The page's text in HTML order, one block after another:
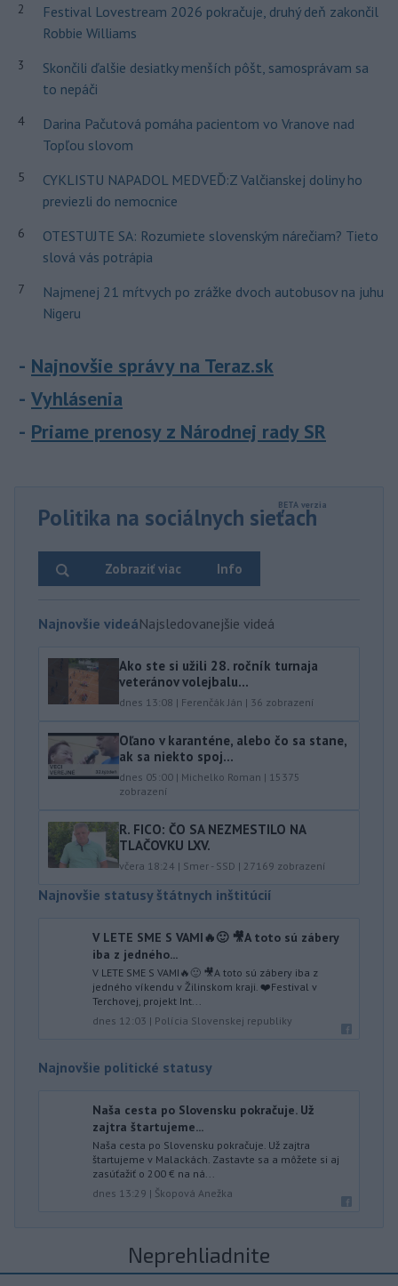
2
Festival Lovestream 2026 pokračuje, druhý deň zakončil
Robbie Williams
3
Skončili ďalšie desiatky menších pôšt, samosprávam sa
to nepáči
4
Darina Pačutová pomáha pacientom vo Vranove nad
Topľou slovom
5
CYKLISTU NAPADOL MEDVEĎ:Z Valčianskej doliny ho
previezli do nemocnice
6
OTESTUJTE SA: Rozumiete slovenským nárečiam? Tieto
slová vás potrápia
7
Najmenej 21 mŕtvych po zrážke dvoch autobusov na juhu
Nigeru
Najnovšie správy na Teraz.sk
Vyhlásenia
Priame prenosy z Národnej rady SR
Politika na sociálnych sieťach
Info
Zobraziť viac
Najnovšie videáNajsledovanejšie videá
Ako ste si užili 28. ročník turnaja
veteránov volejbalu...
dnes 13:08 | Ferenčák Ján | 36 zobrazení
Oľano v karanténe, alebo čo sa stane,
ak sa niekto spoj...
dnes 05:00 | Michelko Roman | 15375
zobrazení
R. FICO: ČO SA NEZMESTILO NA
TLAČOVKU LXV.
včera 18:24 | Smer - SSD | 27169 zobrazení
Najnovšie statusy štátnych inštitúcií
V LETE SME S VAMI🔥🙂 🎥A toto sú zábery
iba z jedného...
V LETE SME S VAMI🔥🙂 🎥A toto sú zábery iba z
jedného víkendu v Žilinskom kraji. ❤️Festival v
Terchovej, projekt Int...
dnes 12:03 | Polícia Slovenskej republiky
Najnovšie politické statusy
Naša cesta po Slovensku pokračuje. Už
zajtra štartujeme...
Naša cesta po Slovensku pokračuje. Už zajtra
štartujeme v Malackách. Zastavte sa a môžete si aj
zasúťažiť o 200 € na ná...
dnes 13:29 | Škopová Anežka
Neprehliadnite